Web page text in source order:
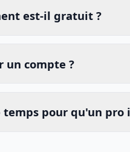
est-il gratuit ?
un compte ?
temps pour qu'un pro